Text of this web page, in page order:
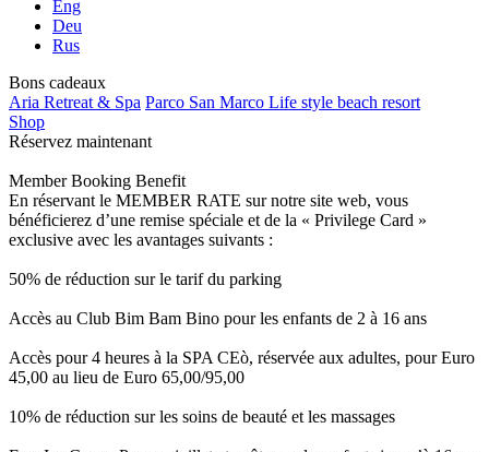
Eng
Deu
Rus
Bons cadeaux
Aria Retreat & Spa Parco San Marco Life style beach resort
Shop
Réservez maintenant
Member Booking Benefit
En réservant le MEMBER RATE sur notre site web, vous
bénéficierez d’une remise spéciale et de la « Privilege Card »
exclusive avec les avantages suivants :
50% de réduction sur le tarif du parking
Accès au Club Bim Bam Bino pour les enfants de 2 à 16 ans
Accès pour 4 heures à la SPA CEò, réservée aux adultes, pour Euro
45,00 au lieu de Euro 65,00/95,00
10% de réduction sur les soins de beauté et les massages